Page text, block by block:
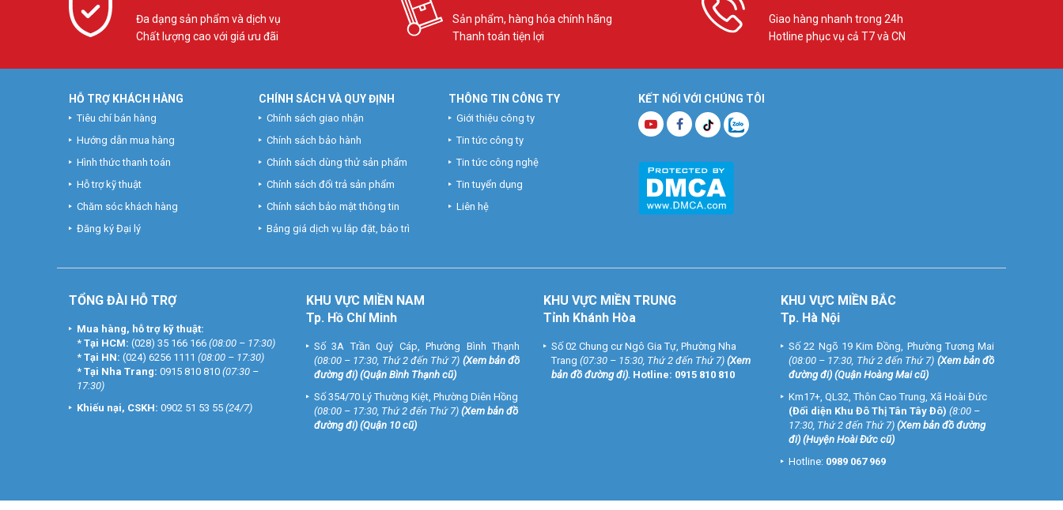
Đa dạng sản phẩm và dịch vụ
Chất lượng cao với giá ưu đãi
Sản phẩm, hàng hóa chính hãng
Thanh toán tiện lợi
Giao hàng nhanh trong 24h
Hotline phục vụ cả T7 và CN
KẾT NỐI VỚI CHÚNG TÔI
HỖ TRỢ KHÁCH HÀNG
Tiêu chí bán hàng
Hướng dẫn mua hàng
Hình thức thanh toán
Hỗ trợ kỹ thuật
Chăm sóc khách hàng
Đăng ký Đại lý
CHÍNH SÁCH VÀ QUY ĐỊNH
Chính sách giao nhận
Chính sách bảo hành
Chính sách dùng thử sản phẩm
Chính sách đổi trả sản phẩm
Chính sách bảo mật thông tin
Bảng giá dịch vụ lắp đặt, bảo trì
THÔNG TIN CÔNG TY
Giới thiệu công ty
Tin tức công ty
Tin tức công nghệ
Tin tuyển dụng
Liên hệ
TỔNG ĐÀI HỖ TRỢ
Mua hàng, hỗ trợ kỹ thuật:
* Tại HCM: (028) 35 166 166 (08:00 – 17:30)
* Tại HN: (024) 6256 1111 (08:00 – 17:30)
* Tại Nha Trang: 0915 810 810 (07:30 –
17:30)
Khiếu nại, CSKH: 0902 51 53 55 (24/7)
KHU VỰC MIỀN NAM
Tp. Hồ Chí Minh
Số 3A Trần Quý Cáp, Phường Bình Thạnh
(08:00 – 17:30, Thứ 2 đến Thứ 7) (Xem bản đồ
đường đi) (Quận Bình Thạnh cũ)
Số 354/70 Lý Thường Kiệt, Phường Diên Hồng
(08:00 – 17:30, Thứ 2 đến Thứ 7) (Xem bản đồ
đường đi) (Quận 10 cũ)
KHU VỰC MIỀN TRUNG
Tỉnh Khánh Hòa
Số 02 Chung cư Ngô Gia Tự, Phường Nha
Trang (07:30 – 15:30, Thứ 2 đến Thứ 7) (Xem
bản đồ đường đi). Hotline: 0915 810 810
KHU VỰC MIỀN BẮC
Tp. Hà Nội
Số 22 Ngõ 19 Kim Đồng, Phường Tương Mai
(08:00 – 17:30, Thứ 2 đến Thứ 7) (Xem bản đồ
đường đi) (Quận Hoàng Mai cũ)
Km17+, QL32, Thôn Cao Trung, Xã Hoài Đức
(Đối diện Khu Đô Thị Tân Tây Đô) (8:00 –
17:30, Thứ 2 đến Thứ 7) (Xem bản đồ đường
đi) (Huyện Hoài Đức cũ)
Hotline: 0989 067 969